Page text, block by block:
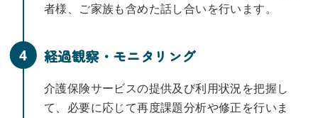
者様、ご家族も含めた話し合いを行います。
4 経過観察・モニタリング
介護保険サービスの提供及び利用状況を把握し
て、必要に応じて再度課題分析や修正を行いま